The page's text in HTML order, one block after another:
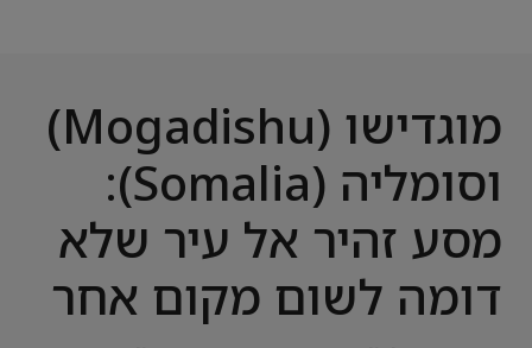
מוגדישו (Mogadishu)
וסומליה (Somalia):
מסע זהיר אל עיר שלא
דומה לשום מקום אחר